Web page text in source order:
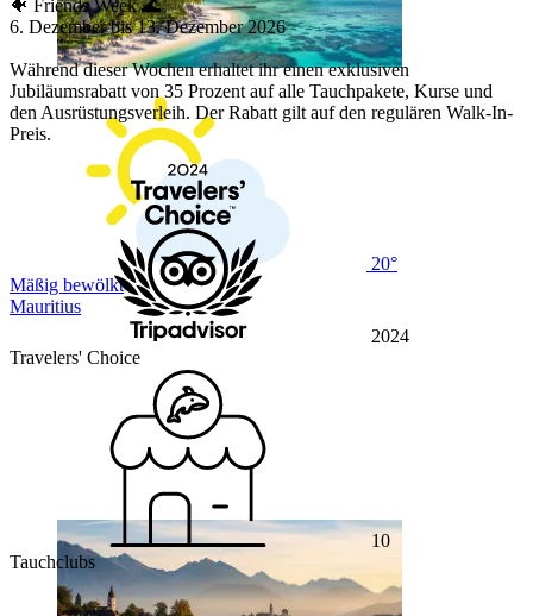
20°
Mäßig bewölkt
Mauritius
🐠 Friends Week 🌊
6. Dezember bis 13. Dezember 2026
Während dieser Wochen erhaltet ihr einen exklusiven
Jubiläumsrabatt von 35 Prozent auf alle Tauchpakete, Kurse und
den Ausrüstungsverleih. Der Rabatt gilt auf den regulären Walk-In-
Preis.
2024
Travelers' Choice
10
Tauchclubs